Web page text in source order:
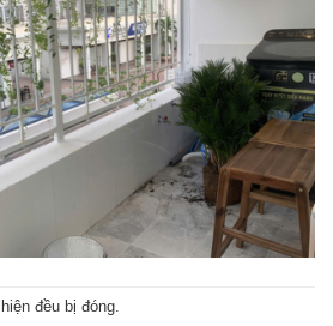
đều bị đóng.